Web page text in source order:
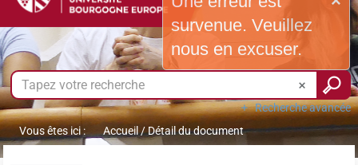
Recherche avancée
Vous êtes ici :
Accueil /Détail du document
survenue. Veuillez
nous en excuser.